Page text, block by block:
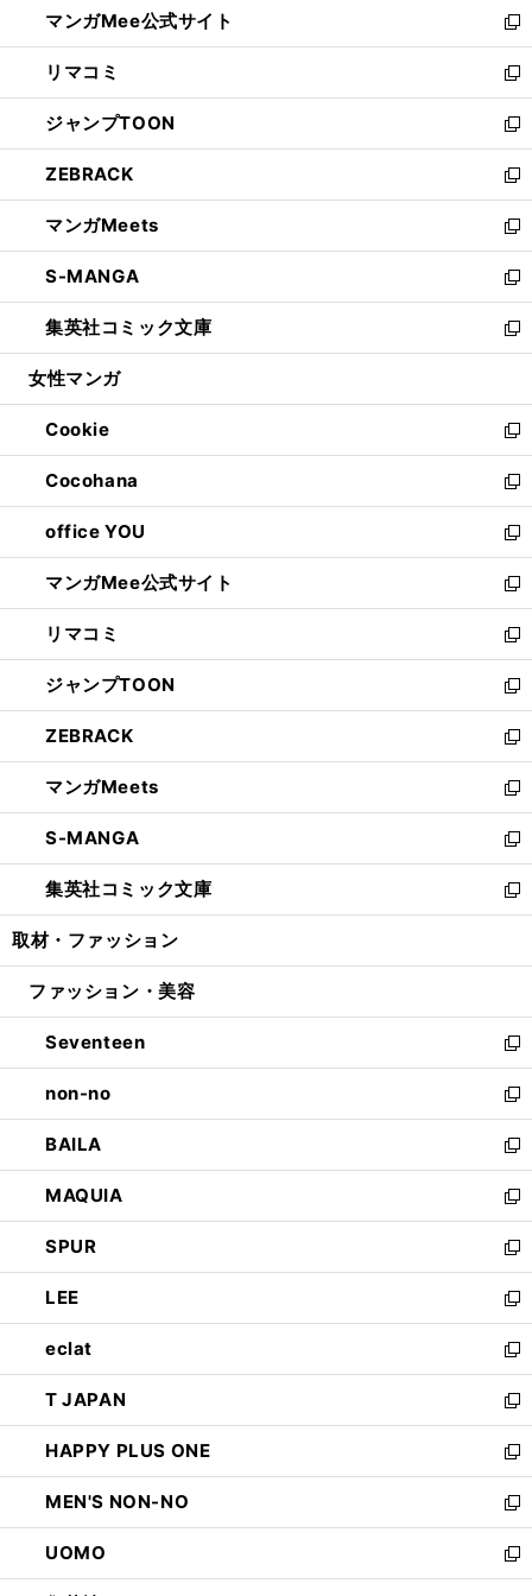
く
ド
ウ
で
開
く
ィ
ン
ド
ウ
で
開
く
い
ウ
ィ
ン
ド
ウ
で
開
く
マンガMee公式サイト
新
し
い
ウ
ィ
ン
ド
ウ
で
開
く
リマコミ
新
し
い
ウ
ィ
ン
ド
ウ
で
開
く
ジャンプTOON
新
し
い
ウ
ィ
ン
ド
ウ
で
開
ZEBRACK
新
し
い
ウ
ィ
ン
ド
ウ
開
く
マンガMeets
新
し
い
ウ
ィ
ン
ウ
で
開
く
S-MANGA
新
し
い
ウ
ン
ド
ウ
で
開
く
集英社コミック文庫
新
し
ウ
ィ
ン
ド
ウ
で
開
く
女性マンガ
Cookie
新
し
い
ウ
ィ
ン
ド
ウ
で
開
く
Cocohana
新
し
い
ウ
ィ
ン
ド
ウ
で
開
く
office YOU
新
し
い
ウ
ィ
ン
ド
ウ
で
開
く
マンガMee公式サイト
新
し
い
ウ
ィ
ン
ド
ウ
で
開
く
リマコミ
新
し
い
ウ
ィ
ン
ド
ウ
で
開
く
ジャンプTOON
新
し
い
ウ
ィ
ン
ド
ウ
で
開
ZEBRACK
新
し
い
ウ
ィ
ン
ド
ウ
開
マンガMeets
新
し
い
ウ
ィ
ン
ウ
開
く
S-MANGA
新
し
い
ウ
ン
ウ
で
開
く
集英社コミック文庫
新
し
ウ
ン
ド
ウ
で
開
く
取材・ファッション
ファッション・美容
Seventeen
新
し
い
ウ
ィ
ン
ド
ウ
で
開
く
non-no
新
し
い
ウ
ィ
ン
ド
ウ
で
開
く
BAILA
新
し
い
ウ
ィ
ン
ド
ウ
で
開
く
MAQUIA
新
し
い
ウ
ィ
ン
ド
ウ
で
開
く
SPUR
新
し
い
ウ
ィ
ン
ド
ウ
で
開
く
LEE
新
し
い
ウ
ィ
ン
ド
ウ
で
開
く
eclat
新
し
い
ウ
ィ
ン
ド
ウ
で
開
T JAPAN
新
し
い
ウ
ィ
ン
ド
ウ
HAPPY PLUS ONE
新
し
い
ウ
ィ
ン
MEN'S NON-NO
新
し
い
ウ
UOMO
新
し